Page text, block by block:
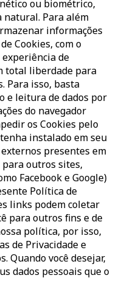
ou biométrico,
natural. Para além
informações
Cookies, com o
de
total liberdade para
Para isso, basta
e leitura de dados por
do navegador
os Cookies pelo
instalado em seu
presentes em
outros sites,
Facebook e Google)
Política de
links podem coletar
para outros fins e de
política, por isso,
de Privacidade e
Quando você desejar,
dados pessoais que o